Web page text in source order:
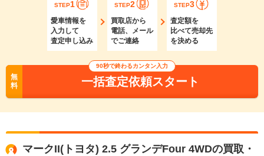
STEP1
愛車情報を
入力して
査定申し込み
STEP2
買取店から
電話、メール
でご連絡
STEP3
査定額を
比べて売却先
を決める
無
料
90秒で終わるカンタン入力
一括査定依頼スタート
マークII(トヨタ) 2.5 グランデFour 4WDの買取・